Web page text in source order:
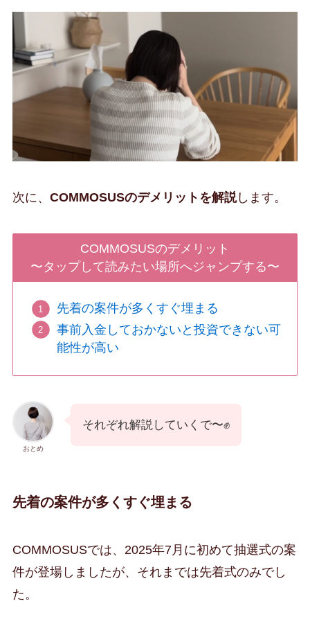
次に、 COMMOSUSのデメリットを解説します。
COMMOSUSのデメリット
〜タップして読みたい場所へジャンプする〜
先着の案件が多くすぐ埋まる
事前入金しておかないと投資できない可
能性が高い
おとめ
それぞれ解説していくで〜✊
先着の案件が多くすぐ埋まる
COMMOSUSでは、2025年7月に初めて抽選式の案
件が登場しましたが、それまでは先着式のみでし
た。